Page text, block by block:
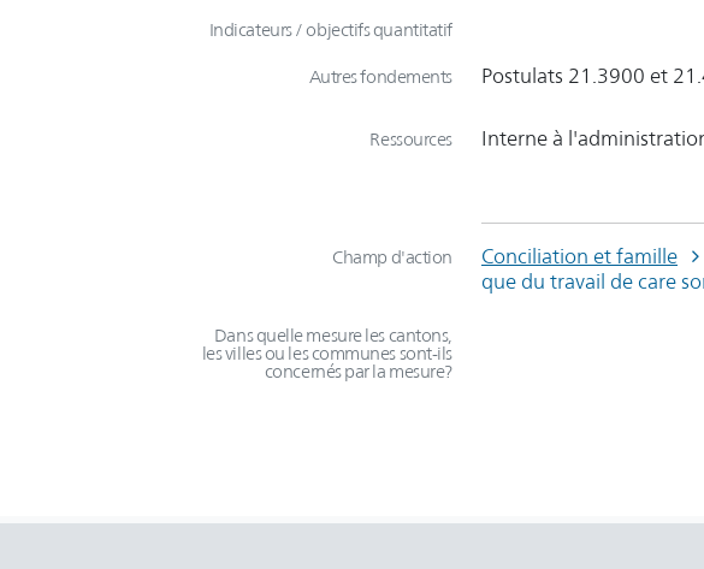
Indicateurs / objectifs quantitatif
Autres fondements Postulats 21.3900 et
Ressources Interne à
Champ d'action Conciliation et famille
que du travail de care
Dans quelle mesure les cantons,
les villes ou les communes sont-ils
concernés par la mesure?